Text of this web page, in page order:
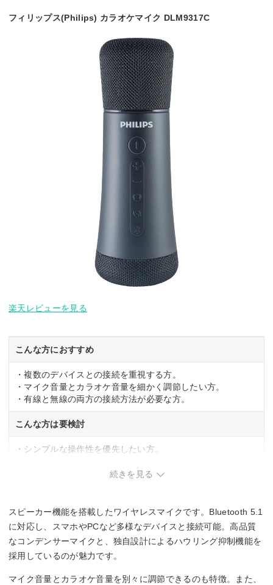
フィリップス(Philips) カラオケマイク DLM9317C
楽天レビューを見る
こんな方におすすめ
・複数のデバイスとの接続を重視する方。
・マイク音量とカラオケ音量を細かく調節したい方。
・有線と無線の両方の接続方法が必要な方。
こんな方は要検討
・シンプルな操作性を優先したい方。
続きを見る
スピーカー機能を搭載したワイヤレスマイクです。Bluetooth 5.1
に対応し、スマホやPCなど多様なデバイスと接続可能。高品質
なコンデンサーマイクと、独自設計によるハウリング抑制機能を
採用しているのが魅力です。
マイク音量とカラオケ音量を別々に調節できるのも特徴。また、